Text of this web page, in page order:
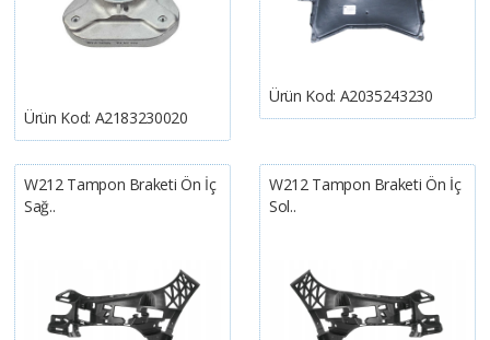
Ürün Kod: A2183230020
Ürün Kod: A2035243230
W212 Tampon Braketi Ön İç
Sağ..
W212 Tampon Braketi Ön İç
Sol..